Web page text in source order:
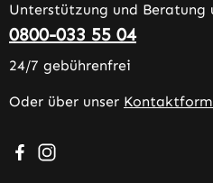
Unterstützung und Beratung
0800-033 55 04
24/7 gebührenfrei
Oder über unser
Besuche uns auf Facebook
Schau auf Instagram